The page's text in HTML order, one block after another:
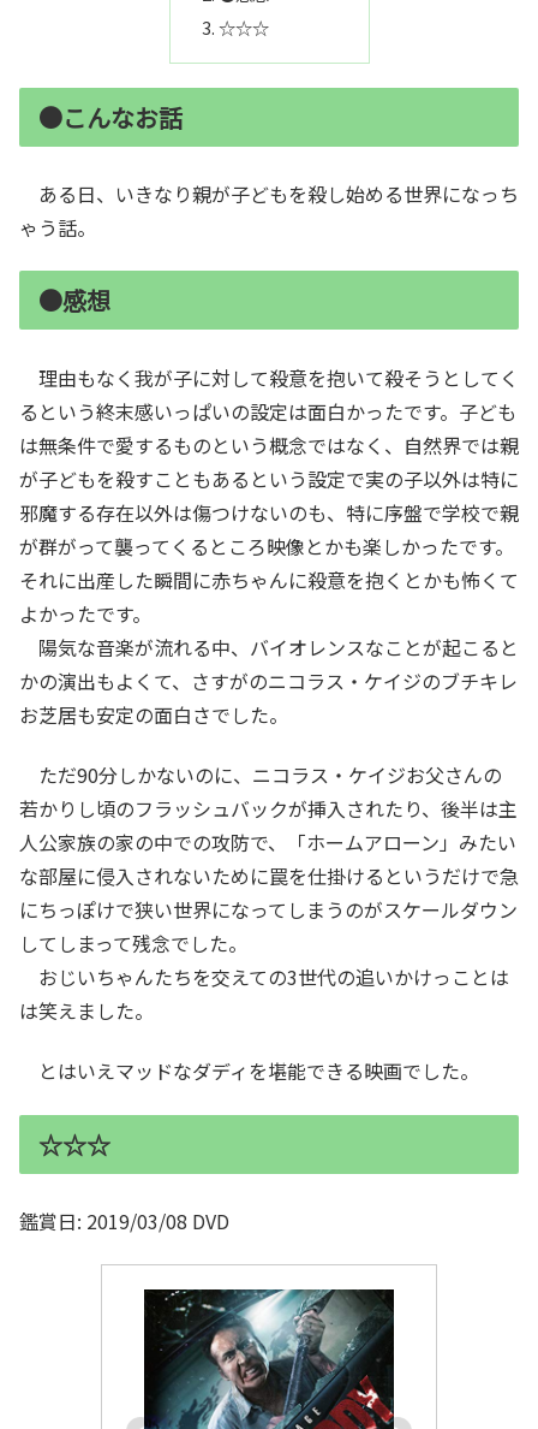
☆☆☆
●こんなお話
ある日、いきなり親が子どもを殺し始める世界になっち
ゃう話。
●感想
理由もなく我が子に対して殺意を抱いて殺そうとしてく
るという終末感いっぱいの設定は面白かったです。子ども
は無条件で愛するものという概念ではなく、自然界では親
が子どもを殺すこともあるという設定で実の子以外は特に
邪魔する存在以外は傷つけないのも、特に序盤で学校で親
が群がって襲ってくるところ映像とかも楽しかったです。
それに出産した瞬間に赤ちゃんに殺意を抱くとかも怖くて
よかったです。
陽気な音楽が流れる中、バイオレンスなことが起こると
かの演出もよくて、さすがのニコラス・ケイジのブチキレ
お芝居も安定の面白さでした。
ただ90分しかないのに、ニコラス・ケイジお父さんの
若かりし頃のフラッシュバックが挿入されたり、後半は主
人公家族の家の中での攻防で、「ホームアローン」みたい
な部屋に侵入されないために罠を仕掛けるというだけで急
にちっぽけで狭い世界になってしまうのがスケールダウン
してしまって残念でした。
おじいちゃんたちを交えての3世代の追いかけっことは
は笑えました。
とはいえマッドなダディを堪能できる映画でした。
☆☆☆
鑑賞日: 2019/03/08 DVD